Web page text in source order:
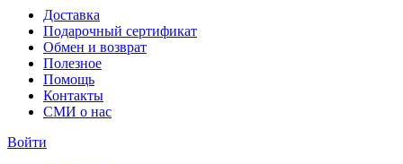
Доставка
Подарочный сертификат
Обмен и возврат
Полезное
Помощь
Контакты
СМИ о нас
Войти